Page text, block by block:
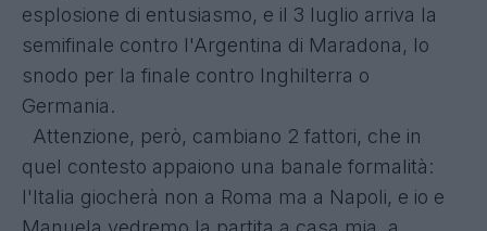
esplosione di entusiasmo, e il 3 luglio arriva la
semifinale contro l'Argentina di Maradona, lo
snodo per la finale contro Inghilterra o
Germania.
Attenzione, però, cambiano 2 fattori, che in
quel contesto appaiono una banale formalità:
l'Italia giocherà non a Roma ma a Napoli, e io e